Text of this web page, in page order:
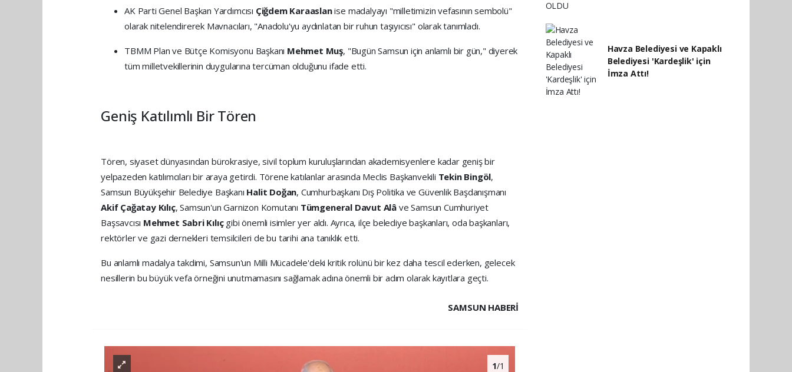
AK Parti Genel Başkan Yardımcısı Çiğdem Karaaslanise madalyayı "milletimizin vefasının sembolü"
olarak nitelendirerek Mavnacıları, "Anadolu'yu aydınlatan bir ruhun taşıyıcısı" olarak tanımladı.
TBMM Plan ve Bütçe Komisyonu Başkanı Mehmet Muş, "Bugün Samsun için anlamlı bir gün," diyerek
tüm milletvekillerinin duygularına tercüman olduğunu ifade etti.
Geniş Katılımlı Bir Tören
Tören, siyaset dünyasından bürokrasiye, sivil toplum kuruluşlarından akademisyenlere kadar geniş bir
yelpazeden katılımcıları bir araya getirdi. Törene katılanlar arasında Meclis Başkanvekili Tekin Bingöl,
Samsun Büyükşehir Belediye Başkanı Halit Doğan, Cumhurbaşkanı Dış Politika ve Güvenlik Başdanışmanı
Akif Çağatay Kılıç, Samsun'un Garnizon Komutanı Tümgeneral Davut Alâ ve Samsun Cumhuriyet
Başsavcısı Mehmet Sabri Kılıçgibi önemli isimler yer aldı. Ayrıca, ilçe belediye başkanları, oda başkanları,
rektörler ve gazi dernekleri temsilcileri de bu tarihi ana tanıklık etti.
Bu anlamlı madalya takdimi, Samsun'un Milli Mücadele'deki kritik rolünü bir kez daha tescil ederken, gelecek
nesillerin bu büyük vefa örneğini unutmamasını sağlamak adına önemli bir adım olarak kayıtlara geçti.
SAMSUN HABERİ
1/1
Havza Belediyesi ve Kapaklı
Belediyesi 'Kardeşlik' için
İmza Attı!